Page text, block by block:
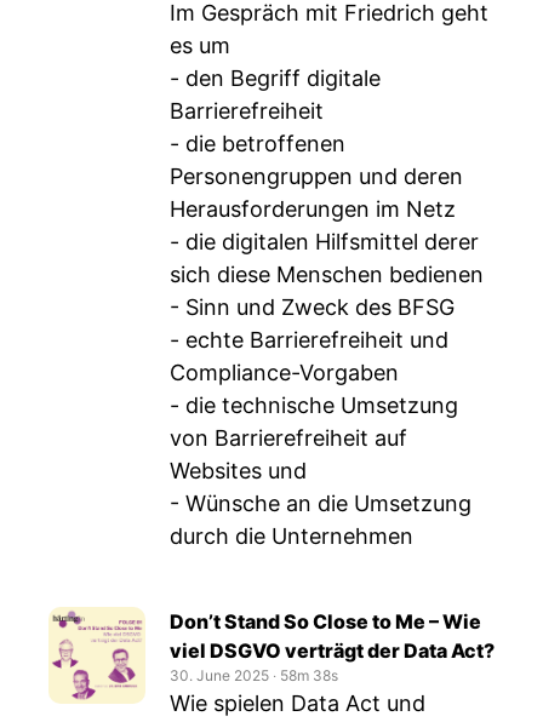
Im Gespräch mit Friedrich geht
es um
- den Begriff digitale
Barrierefreiheit
- die betroffenen
Personengruppen und deren
Herausforderungen im Netz
- die digitalen Hilfsmittel derer
sich diese Menschen bedienen
- Sinn und Zweck des BFSG
- echte Barrierefreiheit und
Compliance-Vorgaben
- die technische Umsetzung
von Barrierefreiheit auf
Websites und
- Wünsche an die Umsetzung
durch die Unternehmen
Don’t Stand So Close to Me – Wie
viel DSGVO verträgt der Data Act?
30. June 2025 ‧ 58m 38s
Wie spielen Data Act und